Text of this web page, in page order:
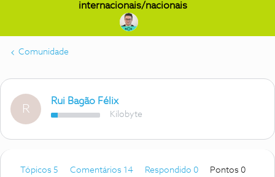
internacionais/nacionais
Comunidade
R
Rui Bagão Félix
Kilobyte
Tópicos 5 Comentários 14 Respondido 0
Pontos 0